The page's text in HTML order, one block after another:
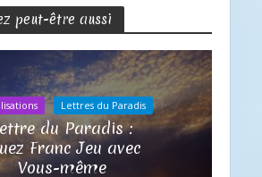
peut-être aussi
Lettres du Paradis
du Paradis :
Franc Jeu avec
Vous-même